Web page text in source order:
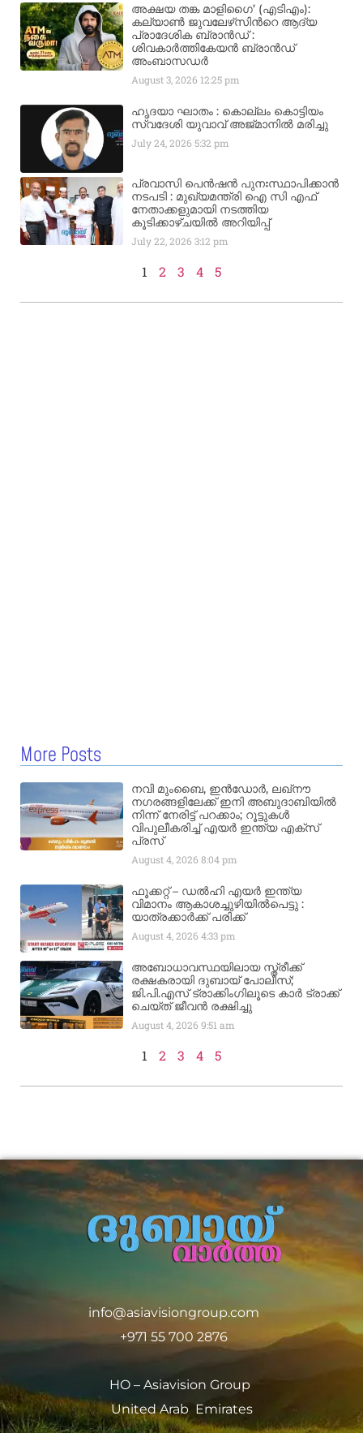
അക്ഷയ തങ്ക മാളിഗൈ’ (എടിഎം):
കല്യാണ്‍ ജുവലേഴ്‌സിന്‍റെ ആദ്യ
പ്രാദേശിക ബ്രാന്‍ഡ് :
ശിവകാര്‍ത്തികേയന്‍ ബ്രാന്‍ഡ്
അംബാസഡര്‍
August 3, 2026 12:25 pm
ഹൃദയാ ഘാതം : കൊല്ലം കൊട്ടിയം
സ്വദേശി യുവാവ് അജ്മാനിൽ മരിച്ചു
July 24, 20265:32 pm
പ്രവാസി പെൻഷൻ പുനഃസ്ഥാപിക്കാൻ
നടപടി : മുഖ്യമന്ത്രി ഐ സി എഫ്
നേതാക്കളുമായി നടത്തിയ
കൂടിക്കാഴ്ചയിൽ അറിയിപ്പ്
July 22, 20263:12 pm
1 2 3 4 5
More Posts
നവി മുംബൈ, ഇൻഡോർ, ലഖ്നൗ
നഗരങ്ങളിലേക്ക് ഇനി അബുദാബിയിൽ
നിന്ന് നേരിട്ട് പറക്കാം; റൂട്ടുകൾ
വിപുലീകരിച്ച് എയർ ഇന്ത്യ എക്സ്
പ്രസ്
August 4, 20268:04 pm
ഫൂക്കറ്റ് – ഡൽഹി എയര്‍ ഇന്ത്യ
വിമാനം ആകാശച്ചുഴിയില്‍പെട്ടു :
യാത്രക്കാര്‍ക്ക് പരിക്ക്
August 4, 20264:33 pm
അബോധാവസ്ഥയിലായ സ്ത്രീക്ക്
രക്ഷകരായി ദുബായ് പോലീസ്;
ജി.പി.എസ് ട്രാക്കിംഗിലൂടെ കാർ ട്രാക്ക്
ചെയ്ത് ജീവൻ രക്ഷിച്ചു
August 4, 20269:51 am
1 2 3 4 5
info@asiavisiongroup.com
+971 55 700 2876
HO – Asiavision Group
United Arab Emirates